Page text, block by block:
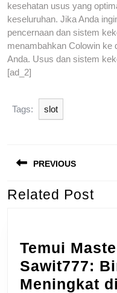
kesehatan usus yang
keseluruhan. Jika Anda
pencernaan dan sistem
menambahkan Colowin ke
Anda. Usus dan sistem
[ad_2]
Tags: slot
navigation
PREVIOUS
Previous
Related Post
Temui
Sawit777:
Meningkat